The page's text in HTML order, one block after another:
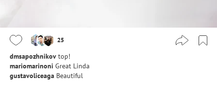
25
dmsapozhnikov top!
mariomarinoni Great Linda
gustavoliceaga Beautiful